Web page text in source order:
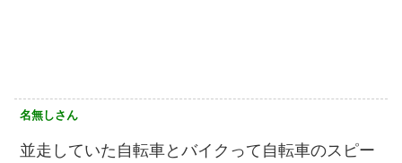
名無しさん
並走していた自転車とバイクって自転車のスピー